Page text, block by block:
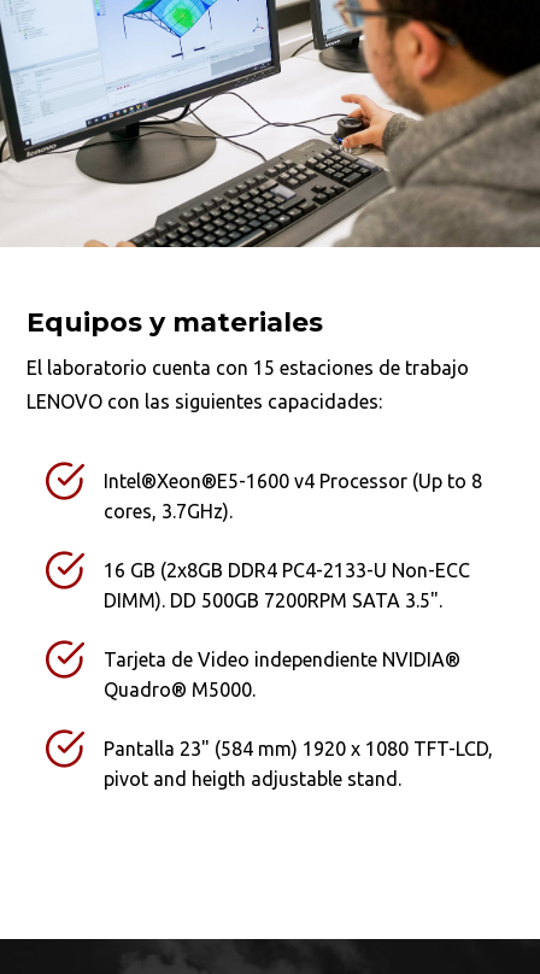
Equipos y materiales
El laboratorio cuenta con 15 estaciones de trabajo
LENOVO con las siguientes capacidades:
Intel®Xeon®E5-1600 v4 Processor (Up to 8
cores, 3.7GHz).
16 GB (2x8GB DDR4 PC4-2133-U Non-ECC
DIMM). DD 500GB 7200RPM SATA 3.5".
Tarjeta de Video independiente NVIDIA®
Quadro® M5000.
Pantalla 23" (584 mm) 1920 x 1080 TFT-LCD,
pivot and heigth adjustable stand.
Busca en la escuela
¿Qué buscas?
Ordenar por: